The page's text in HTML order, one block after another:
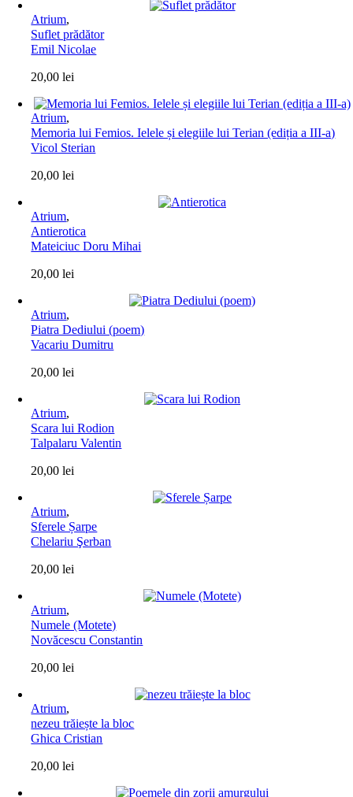
Atrium,
Suflet prădător
Emil Nicolae
20,00lei
Atrium,
Memoria lui Femios. Ielele și elegiile lui Terian (ediția a III-a)
Vicol Sterian
20,00lei
Atrium,
Antierotica
Mateiciuc Doru Mihai
20,00lei
Atrium,
Piatra Dediului (poem)
Vacariu Dumitru
20,00lei
Atrium,
Scara lui Rodion
Talpalaru Valentin
20,00lei
Atrium,
Sferele Șarpe
Chelariu Şerban
20,00lei
Atrium,
Numele (Motete)
Novăcescu Constantin
20,00lei
Atrium,
nezeu trăiește la bloc
Ghica Cristian
20,00lei